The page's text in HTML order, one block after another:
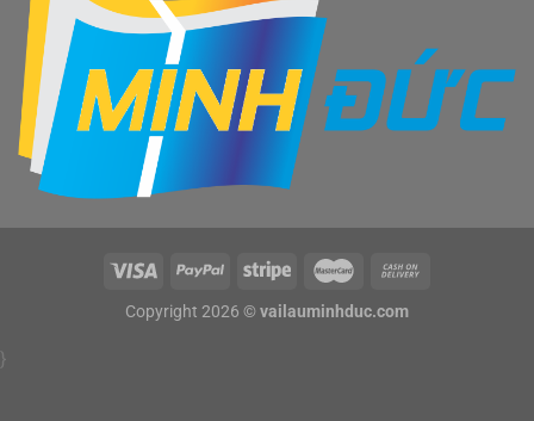
Copyright 2026 © vailauminhduc.com
}